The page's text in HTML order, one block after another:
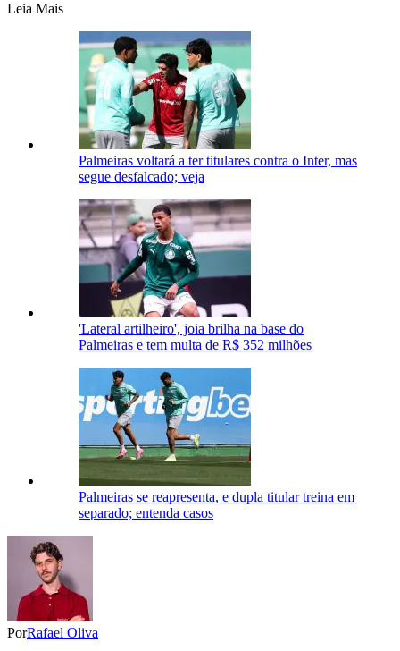
Leia Mais
Palmeiras voltará a ter titulares contra o Inter, mas
segue desfalcado; veja
'Lateral artilheiro', joia brilha na base do
Palmeiras e tem multa de R$ 352 milhões
Palmeiras se reapresenta, e dupla titular treina em
separado; entenda casos
PorRafael Oliva